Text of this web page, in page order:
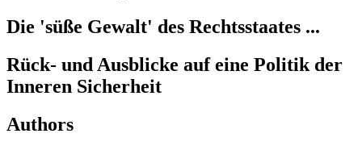
Die 'süße Gewalt' des Rechtsstaates ...
Rück- und Ausblicke auf eine Politik der
Inneren Sicherheit
Authors